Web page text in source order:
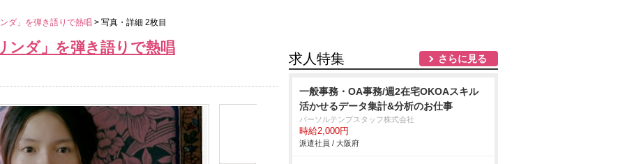
ダ」を弾き語りで熱唱 > 写真・詳細 2枚目
ンダ」を弾き語りで熱唱
求人特集 さらに見る
一般事務・OA事務/週2在宅OKOAスキル
活かせるデータ集計&分析のお仕事
パーソルテンプスタッフ株式会社
時給2,000円
派遣社員 / 大阪府